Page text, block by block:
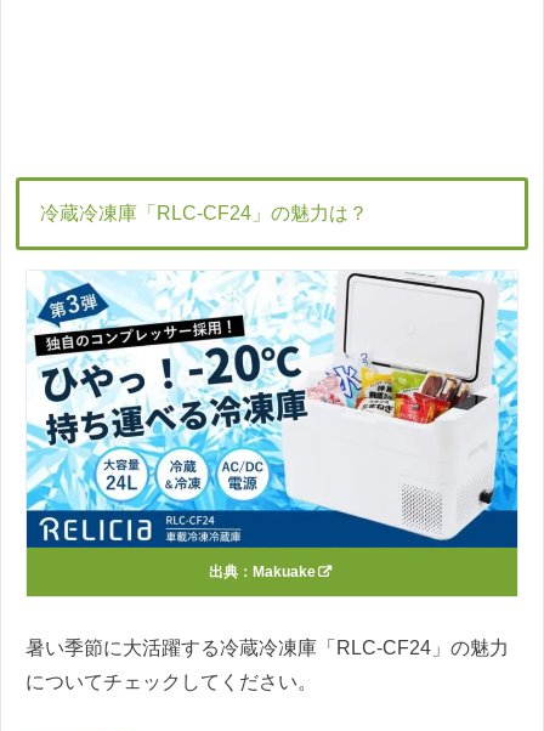
冷蔵冷凍庫「RLC-CF24」の魅力は？
出典： Makuake
暑い季節に大活躍する冷蔵冷凍庫「RLC-CF24」の魅力
についてチェックしてください。